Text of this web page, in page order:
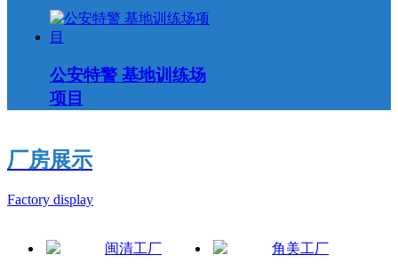
公安特警 基地训练场
项目
厂房展示
Factory display